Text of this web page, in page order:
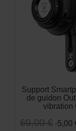
Support
de guidon
vibration
69,00 € -5,00